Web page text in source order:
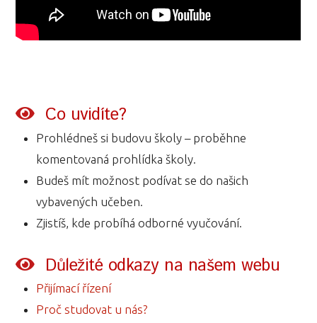
Co uvidíte?
Prohlédneš si budovu školy – proběhne
komentovaná prohlídka školy.
Budeš mít možnost podívat se do našich
vybavených učeben.
Zjistíš, kde probíhá odborné vyučování.
Důležité odkazy na našem webu
Přijímací řízení
Proč studovat u nás?